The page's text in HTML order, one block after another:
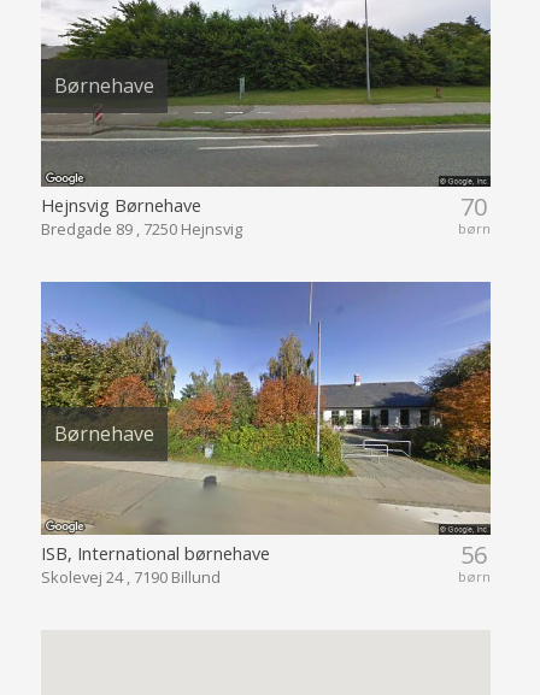
Børnehave
70
børn
Hejnsvig Børnehave
Bredgade 89 , 7250 Hejnsvig
Børnehave
56
børn
ISB, International børnehave
Skolevej 24 , 7190 Billund